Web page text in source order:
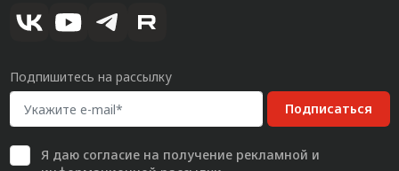
Подпишитесь на рассылку
Подписаться
Я даю согласиена получение рекламной и